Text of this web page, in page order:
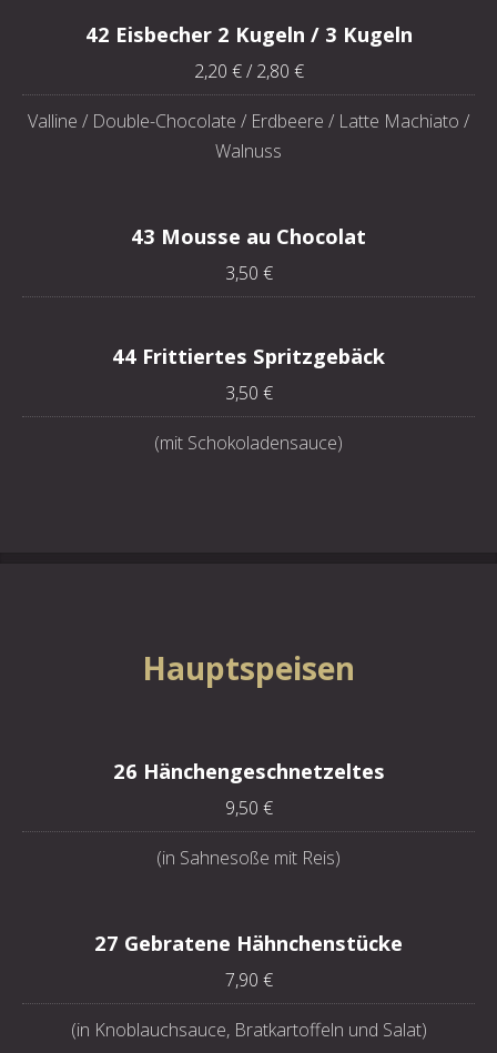
42 Eisbecher 2 Kugeln / 3 Kugeln
2,20 € / 2,80 €
Valline / Double-Chocolate / Erdbeere / Latte Machiato /
Walnuss
43 Mousse au Chocolat
3,50 €
44 Frittiertes Spritzgebäck
3,50 €
(mit Schokoladensauce)
Hauptspeisen
26 Hänchengeschnetzeltes
9,50 €
(in Sahnesoße mit Reis)
27 Gebratene Hähnchenstücke
7,90 €
(in Knoblauchsauce, Bratkartoffeln und Salat)